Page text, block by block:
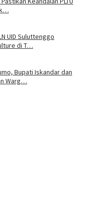
UID Suluttenggo
di T…
Bupati Iskandar dan
Warg…